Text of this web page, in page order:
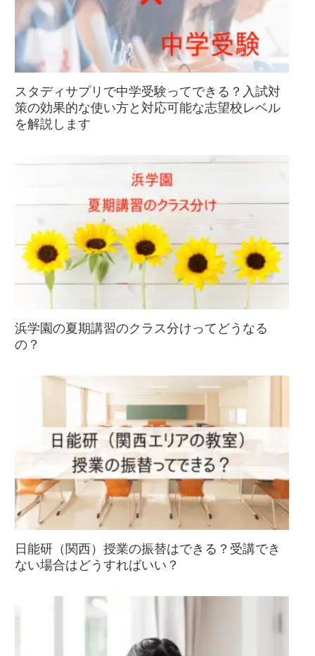
スタディサプリで中学受験ってできる？入試対
策の効果的な使い方と対応可能な志望校レベル
を解説します
浜学園の夏期講習のクラス分けってどうなる
の？
日能研（関西）授業の振替はできる？受講でき
ない場合はどうすればいい？